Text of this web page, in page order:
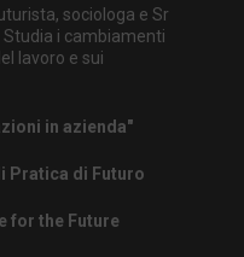
sociologa e Sr
Studia i cambiamenti
lavoro e sui
in azienda"
Pratica di Futuro
for the Future